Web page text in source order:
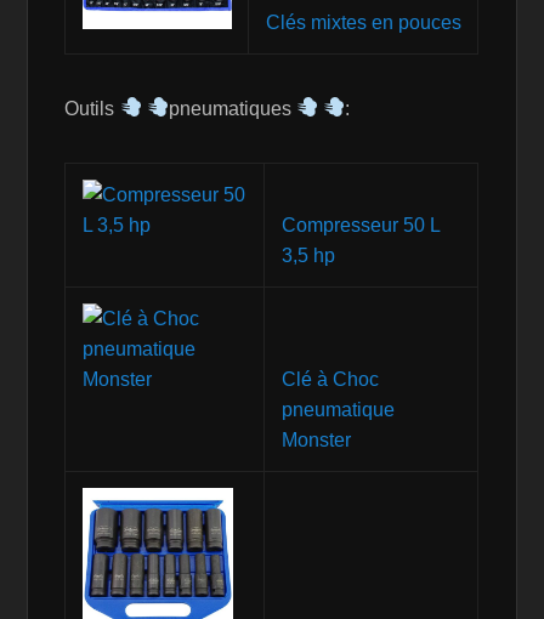
Clés mixtes en pouces
Outils pneumatiques :
Compresseur 50 L
3,5 hp
Clé à Choc
pneumatique
Monster